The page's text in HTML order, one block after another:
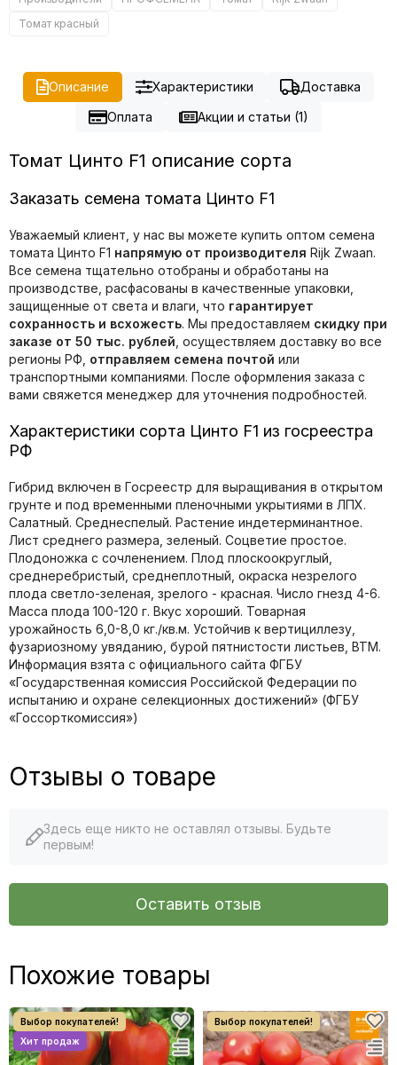
Томат красный
Описание Характеристики
Доставка
Оплата
Акции и статьи (1)
Томат Цинто F1 описание сорта
Заказать семена томата Цинто F1
Уважаемый клиент, у нас вы можете купить оптом семена
томата Цинто F1 напрямую от производителя Rijk Zwaan.
Все семена тщательно отобраны и обработаны на
производстве, расфасованы в качественные упаковки,
защищенные от света и влаги, что гарантирует
сохранность и всхожесть. Мы предоставляем скидку при
заказе от 50 тыс. рублей , осуществляем доставку во все
регионы РФ, отправляем семена почтой или
транспортными компаниями. После оформления заказа с
вами свяжется менеджер для уточнения подробностей.
Характеристики сорта Цинто F1 из госреестра
РФ
Гибрид включен в Госреестр для выращивания в открытом
грунте и под временными пленочными укрытиями в ЛПХ.
Салатный. Среднеспелый. Растение индетерминантное.
Лист среднего размера, зеленый. Соцветие простое.
Плодоножка с сочленением. Плод плоскоокруглый,
среднеребристый, среднеплотный, окраска незрелого
плода светло-зеленая, зрелого - красная. Число гнезд 4-6.
Масса плода 100-120 г. Вкус хороший. Товарная
урожайность 6,0-8,0 кг./кв.м. Устойчив к вертициллезу,
фузариозному увяданию, бурой пятнистости листьев, ВТМ.
Информация взята с официального сайта ФГБУ
«Государственная комиссия Российской Федерации по
иcпытанию и охране селекционных достижений» (ФГБУ
«Госсорткомиссия»)
Отзывы о товаре
Здесь еще никто не оставлял отзывы. Будьте
первым!
Оставить отзыв
Похожие товары